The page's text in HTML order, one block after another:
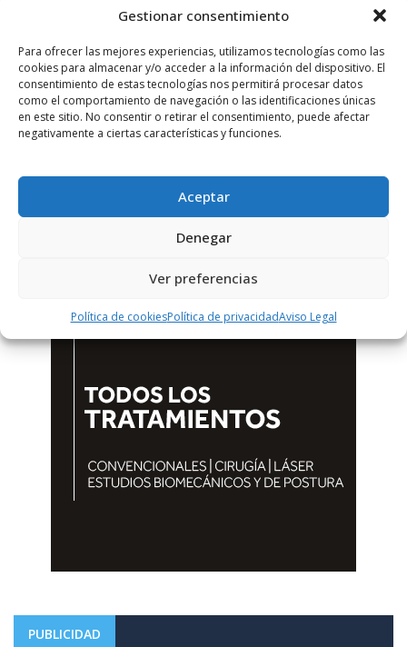
Gestionar consentimiento
Para ofrecer las mejores experiencias, utilizamos tecnologías como las
cookies para almacenar y/o acceder a la información del dispositivo. El
consentimiento de estas tecnologías nos permitirá procesar datos
como el comportamiento de navegación o las identificaciones únicas
en este sitio. No consentir o retirar el consentimiento, puede afectar
negativamente a ciertas características y funciones.
Aceptar
Denegar
Ver preferencias
Política de cookiesPolítica de privacidadAviso Legal
PUBLICIDAD